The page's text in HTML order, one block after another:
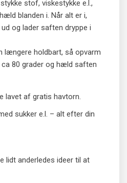
stof, viskestykke e.l.,
blanden i. Når alt er i,
og lader saften dryppe i
længere holdbart, så opvarm
80 grader og hæld saften
lavet af gratis havtorn.
sukker e.l. – alt efter din
lidt anderledes ideer til at